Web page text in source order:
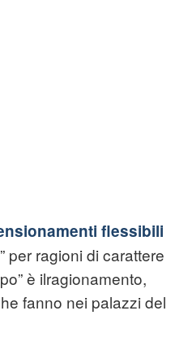
flessibili
per ragioni di carattere
è ilragionamento,
fanno nei palazzi del